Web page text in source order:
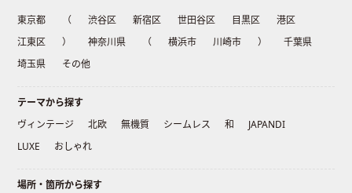
東京都 （ 渋谷区 新宿区 世田谷区 目黒区
港区
江東区
） 神奈川県 （ 横浜市 川崎市 ）
千葉県
埼玉県
その他
テーマから探す
ヴィンテージ
北欧 無機質 シームレス 和
JAPANDI
LUXE
おしゃれ
場所・箇所から探す